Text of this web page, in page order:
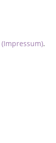
(Impressum).